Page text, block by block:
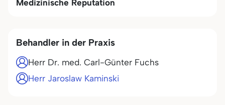
Medizinische Reputation
Behandler in der Praxis
Herr Dr. med. Carl-Günter Fuchs
Herr Jaroslaw Kaminski